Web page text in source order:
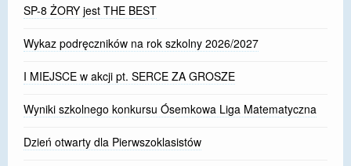
SP-8 ŻORY jest THE BEST
Wykaz podręczników na rok szkolny 2026/2027
I MIEJSCE w akcji pt. SERCE ZA GROSZE
Wyniki szkolnego konkursu Ósemkowa Liga Matematyczna
Dzień otwarty dla Pierwszoklasistów